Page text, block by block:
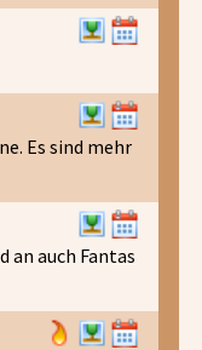
Es sind mehr
an auch Fantas